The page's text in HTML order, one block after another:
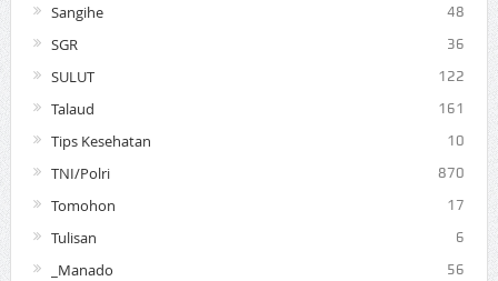
Sangihe 48
SGR 36
SULUT 122
Talaud 161
Tips Kesehatan 10
TNI/Polri 870
Tomohon 17
Tulisan 6
_Manado 56